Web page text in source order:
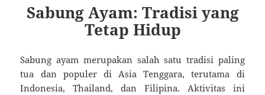
Sabung Ayam: Tradisi yang
Tetap Hidup
Sabung ayam merupakan salah satu tradisi paling
tua dan populer di Asia Tenggara, terutama di
Indonesia, Thailand, dan Filipina. Aktivitas ini